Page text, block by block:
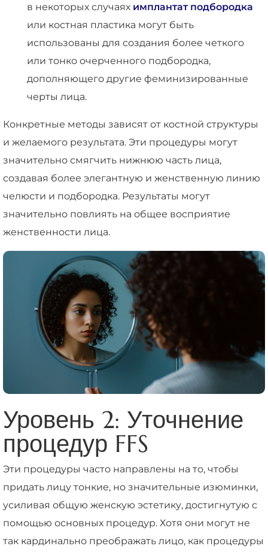
в некоторых случаях имплантат подбородка
или костная пластика могут быть
использованы для создания более четкого
или тонко очерченного подбородка,
дополняющего другие феминизированные
черты лица.
Конкретные методы зависят от костной структуры
и желаемого результата. Эти процедуры могут
значительно смягчить нижнюю часть лица,
создавая более элегантную и женственную линию
челюсти и подбородка. Результаты могут
значительно повлиять на общее восприятие
женственности лица.
Уровень 2: Уточнение
процедур FFS
Эти процедуры часто направлены на то, чтобы
придать лицу тонкие, но значительные изюминки,
усиливая общую женскую эстетику, достигнутую с
помощью основных процедур. Хотя они могут не
так кардинально преображать лицо, как процедуры